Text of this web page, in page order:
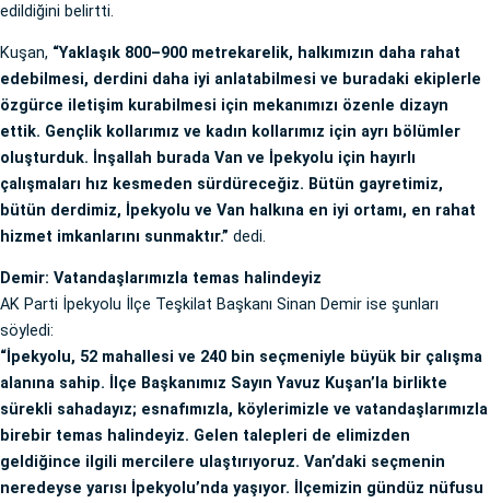
edildiğini belirtti.
Kuşan, “Yaklaşık 800–900 metrekarelik, halkımızın daha rahat
edebilmesi, derdini daha iyi anlatabilmesi ve buradaki ekiplerle
özgürce iletişim kurabilmesi için mekanımızı özenle dizayn
ettik. Gençlik kollarımız ve kadın kollarımız için ayrı bölümler
oluşturduk. İnşallah burada Van ve İpekyolu için hayırlı
çalışmaları hız kesmeden sürdüreceğiz. Bütün gayretimiz,
bütün derdimiz, İpekyolu ve Van halkına en iyi ortamı, en rahat
hizmet imkanlarını sunmaktır.” dedi.
Demir: Vatandaşlarımızla temas halindeyiz
AK Parti İpekyolu İlçe Teşkilat Başkanı Sinan Demir ise şunları
söyledi:
“İpekyolu, 52 mahallesi ve 240 bin seçmeniyle büyük bir çalışma
alanına sahip. İlçe Başkanımız Sayın Yavuz Kuşan’la birlikte
sürekli sahadayız; esnafımızla, köylerimizle ve vatandaşlarımızla
birebir temas halindeyiz. Gelen talepleri de elimizden
geldiğince ilgili mercilere ulaştırıyoruz. Van’daki seçmenin
neredeyse yarısı İpekyolu’nda yaşıyor. İlçemizin gündüz nüfusu